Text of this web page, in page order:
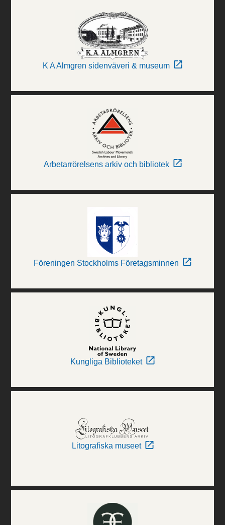
K A Almgren sidenväveri & museum
Arbetarrörelsens arkiv och bibliotek
Föreningen Stockholms Företagsminnen
Kungliga Biblioteket
Litografiska museet